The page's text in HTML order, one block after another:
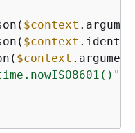
$context
$context
$context